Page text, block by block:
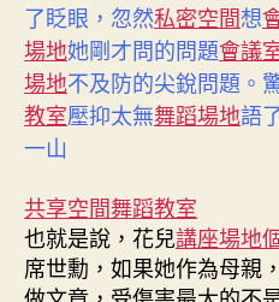
了眨眼，忽然私密空間想
場地她剛才問的問題會議
場地不及防的尖銳問題。
教室壓抑太無舞蹈場地語
一山
共享空間舞蹈教室
也就是說，花兒講座場地
席世勳，如果她作為母親，